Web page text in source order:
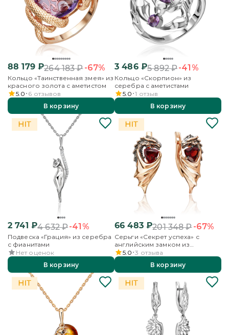
88 179₽264 183₽-67%
Кольцо «Таинственная змея» из
красного золота с аметистом
5.0 6 отзывов
В корзину
3 486₽5 892₽-41%
Кольцо «Скорпион» из
серебра с аметистами
5.0 1 отзыв
В корзину
2 741 ₽4 632₽-41%
Подвеска «Грация» из серебра
с фианитами
Нет оценок
В корзину
66 483₽201 348₽-67%
Серьги «Секрет успеха» с
английским замком из
красного золота с гранатом
5.0 3 отзыва
В корзину